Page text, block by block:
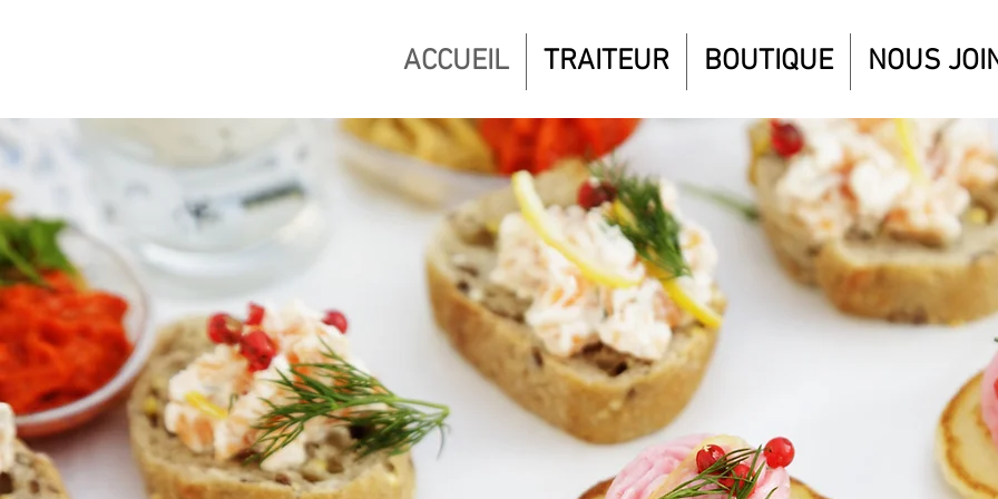
ACCUEIL TRAITEUR BOUTIQUE NOUS